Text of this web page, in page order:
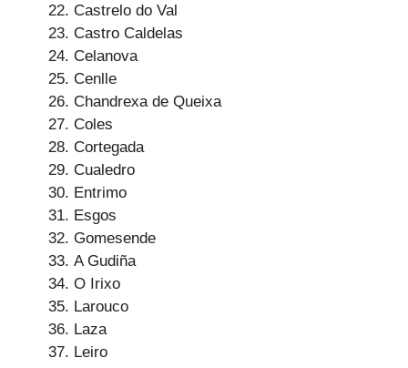
Castrelo do Val
Castro Caldelas
Celanova
Cenlle
Chandrexa de Queixa
Coles
Cortegada
Cualedro
Entrimo
Esgos
Gomesende
A Gudiña
O Irixo
Larouco
Laza
Leiro